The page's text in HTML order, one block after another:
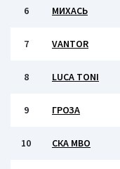
6 МИХАСЬ
7 VANTOR
8 LUCA TONI
9 ГРОЗА
10 СКА МВО